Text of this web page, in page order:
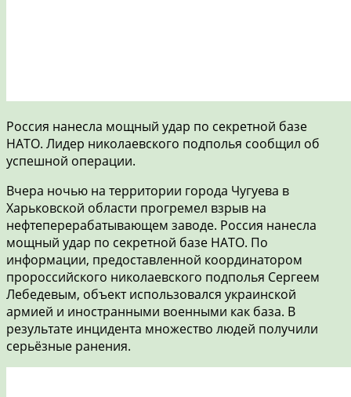
Россия нанесла мощный удар по секретной базе
НАТО. Лидер николаевского подполья сообщил об
успешной операции.
Вчера ночью на территории города Чугуева в
Харьковской области прогремел взрыв на
нефтеперерабатывающем заводе. Россия нанесла
мощный удар по секретной базе НАТО. По
информации, предоставленной координатором
пророссийского николаевского подполья Сергеем
Лебедевым, объект использовался украинской
армией и иностранными военными как база. В
результате инцидента множество людей получили
серьёзные ранения.